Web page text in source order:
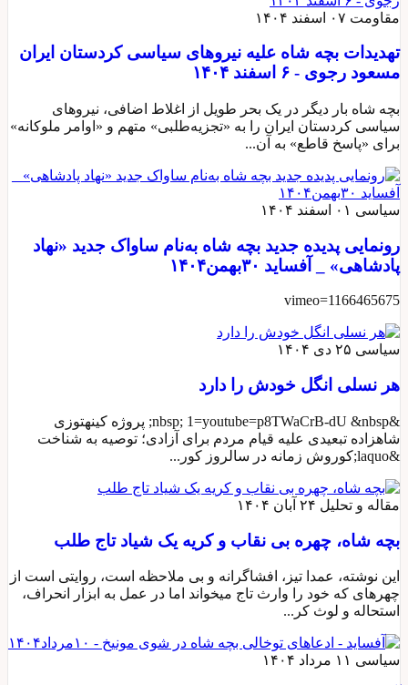
مقاومت ۰۷ اسفند ۱۴۰۴
تهدیدات بچه شاه علیه نیروهای سیاسی کردستان ایران
مسعود رجوی - ۶ اسفند ۱۴۰۴
بچه شاه بار دیگر در یک بحر طویل از اغلاط اضافی، نیروهای
سیاسی کردستان ایران را به «تجزیه‌طلبی» متهم و «اوامر ملوکانه»
برای «پاسخ قاطع» به آن...
سیاسی ۰۱ اسفند ۱۴۰۴
رونمایی پدیده جدید بچه شاه به‌نام ساواک جدید «نهاد
پادشاهی» _ آفساید ۳۰بهمن۱۴۰۴
vimeo=1166465675
سیاسی ۲۵ دی ۱۴۰۴
هر نسلی انگل خودش را دارد
&nbsp; 1=youtube=p8TWaCrB-dU &nbsp; پروژه کینهتوزی
شاهزاده تبعیدی علیه قیام مردم برای آزادی؛ توصیه به شناخت
&laquo;کوروش زمانه در سالروز کور...
مقاله و تحلیل ۲۴ آبان ۱۴۰۴
بچه شاه، چهره بی‌ نقاب و کریه یک شیاد تاج‌ طلب
این نوشته، عمدا تیز، افشاگرانه و بی ملاحظه است، روایتی است از
چهرهای که خود را وارث تاج میخواند اما در عمل به ابزار انحراف،
استحاله و لوث کر...
سیاسی ۱۱ مرداد ۱۴۰۴